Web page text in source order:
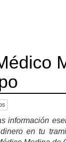
información
en tu